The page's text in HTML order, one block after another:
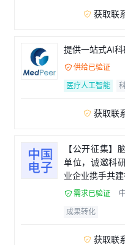
 获取联
提供一站式AI
 供给已验证
医疗人工智能
 获取联
【公开征集】
单位，诚邀科
业企业携手共
 需求已验证
成果转化
 获取联